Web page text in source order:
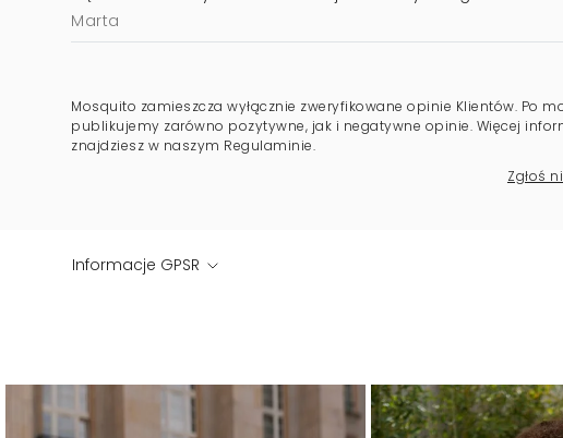
Marta
Mosquito zamieszcza wyłącznie zweryfikowane opinie Klientów. Po
publikujemy zarówno pozytywne, jak i negatywne opinie. Więcej
znajdziesz w naszym Regulaminie.
Zgłoś
Informacje GPSR